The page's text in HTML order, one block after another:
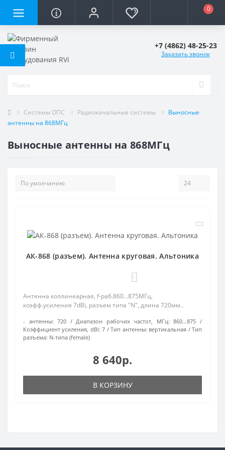
0
+7 (4862) 48-25-23
Заказать звонок
Системы ОПС Радиоканальные системы
Выносные
антенны на 868МГц
Выносные антенны на 868МГц
АК-868 (разъем). Антенна круговая. Альтоника
Антенна коллинеарная, f-раб.860...875МГц,
коэфф.усиления 7dBi, разъем типа "N", длина 720мм..
- антенны: 720 Диапазон рабочих частот, МГц: 860…875
Коэффициент усиления, dBi: 7 Тип антенны: вертикальная
Тип
разъема: N-типа (female)
8 640р.
В КОРЗИНУ